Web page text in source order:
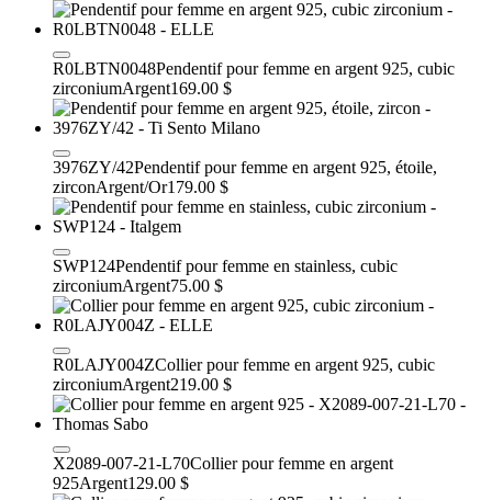
R0LBTN0048Pendentif pour femme en argent 925, cubic
zirconiumArgent169.00 $
3976ZY/42Pendentif pour femme en argent 925, étoile,
zirconArgent/Or179.00 $
SWP124Pendentif pour femme en stainless, cubic
zirconiumArgent75.00 $
R0LAJY004ZCollier pour femme en argent 925, cubic
zirconiumArgent219.00 $
X2089-007-21-L70Collier pour femme en argent
925Argent129.00 $